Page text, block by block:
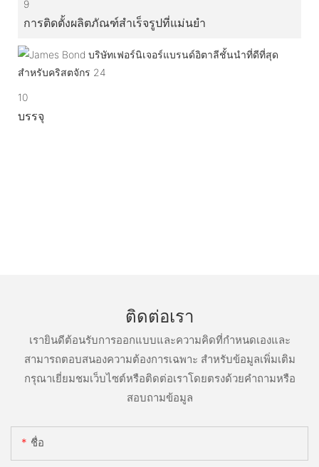
9
การติดตั้งผลิตภัณฑ์สำเร็จรูปที่แม่นยำ
10
บรรจุ
ติดต่อเรา
เรายินดีต้อนรับการออกแบบและความคิดที่กำหนดเองและ
สามารถตอบสนองความต้องการเฉพาะ สำหรับข้อมูลเพิ่มเติม
กรุณาเยี่ยมชมเว็บไซต์หรือติดต่อเราโดยตรงด้วยคำถามหรือ
สอบถามข้อมูล
ชื่อ